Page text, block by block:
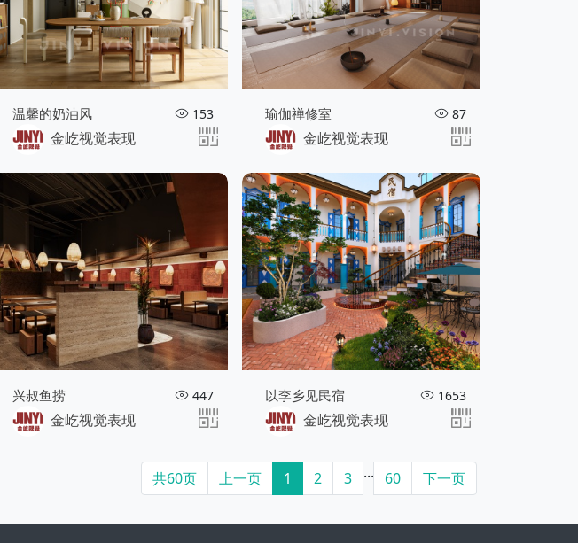
温馨的奶油风 153
金屹视觉表现
瑜伽禅修室 87
金屹视觉表现
兴叔鱼捞 447
金屹视觉表现
以李乡见民宿 1653
金屹视觉表现
共60页 上一页 1 2 3 ... 60 下一页